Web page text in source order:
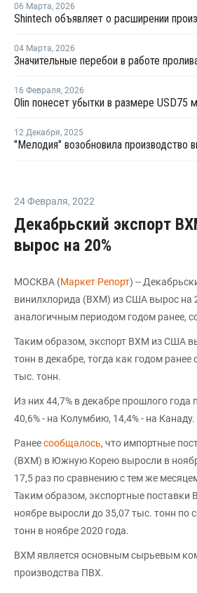
06 Марта, 2026
04 Марта, 2026
16 Февраля, 2026
12 Декабря, 2025
24 Февраля, 2022
Декабрьский экспорт
вырос на 20%
МОСКВА (Маркет Репорт) --
винилхлорида (ВХМ) из США вырос на
аналогичным периодом годом ранее,
Таким образом, экспорт ВХМ из США
тонн в декабре, тогда как годом ранее
тыс. тонн.
Из них 44,7% в декабре прошлого года
40,6% - на Колумбию, 14,4% - на Канаду.
Ранеесообщалось, что импортные
(ВХМ) в Южную Корею выросли в
17,5 раз по сравнению с тем же
Таким образом, экспортные
ноябре выросли до 35,07 тыс. тонн по
тонн в ноябре 2020 года.
ВХМ является основным сырьевым
производства ПВХ.